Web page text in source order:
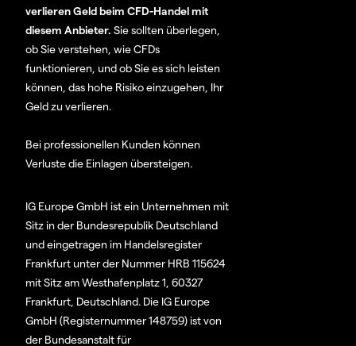
verlieren Geld beim CFD-Handel mit
diesem Anbieter. Sie sollten überlegen,
ob Sie verstehen, wie CFDs
funktionieren, und ob Sie es sich leisten
können, das hohe Risiko einzugehen, Ihr
Geld zu verlieren.
Bei professionellen Kunden können
Verluste die Einlagen übersteigen.
IG Europe GmbH ist ein Unternehmen mit
Sitz in der Bundesrepublik Deutschland
und eingetragen im Handelsregister
Frankfurt unter der Nummer HRB 115624
mit Sitz am Westhafenplatz 1, 60327
Frankfurt, Deutschland. Die IG Europe
GmbH (Registernummer 148759) ist von
der Bundesanstalt für